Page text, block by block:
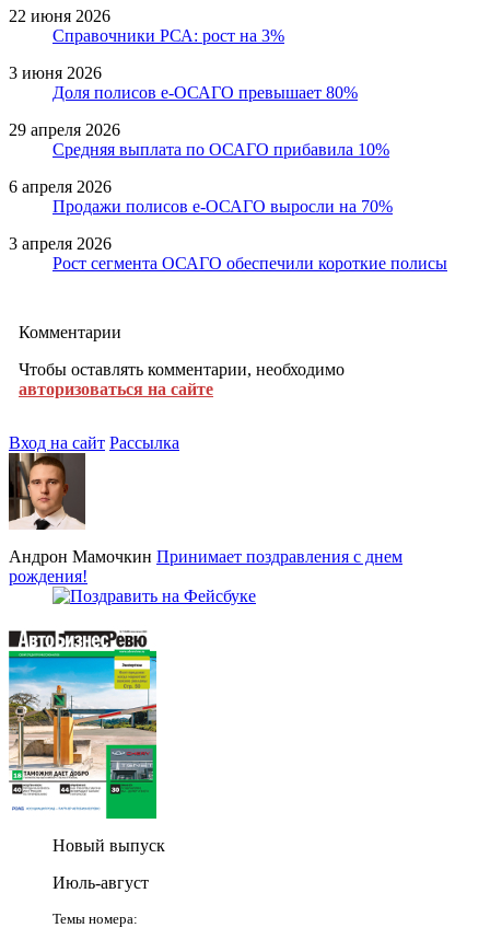
22 июня 2026
Справочники РСА: рост на 3%
3 июня 2026
Доля полисов е-ОСАГО превышает 80%
29 апреля 2026
Средняя выплата по ОСАГО прибавила 10%
6 апреля 2026
Продажи полисов е-ОСАГО выросли на 70%
3 апреля 2026
Рост сегмента ОСАГО обеспечили короткие полисы
Комментарии
Чтобы оставлять комментарии, необходимо
авторизоваться на сайте
Вход на сайт Рассылка
Андрон Мамочкин Принимает поздравления с днем
рождения!
Новый выпуск
Июль-август
Темы номера: